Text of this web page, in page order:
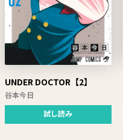
UNDER DOCTOR【2】
谷本今日
試し読み